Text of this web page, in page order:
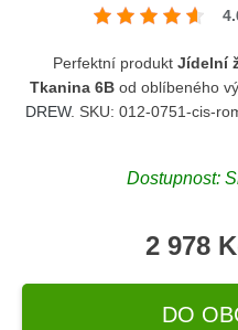
Perfektní produkt Jídelní
Tkanina 6Bod oblíbeného
DREW. SKU: 012-0751-cis-
Dostupnost:
2 978
DO